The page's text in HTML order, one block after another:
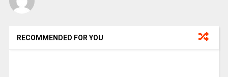
RECOMMENDED FOR YOU